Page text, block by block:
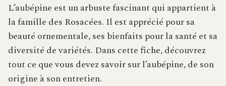
L’aubépine est un arbuste fascinant qui appartient à
la famille des Rosacées. Il est apprécié pour sa
beauté ornementale, ses bienfaits pour la santé et sa
diversité de variétés. Dans cette fiche, découvrez
tout ce que vous devez savoir sur l’aubépine, de son
origine à son entretien.